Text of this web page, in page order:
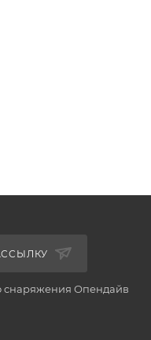
снаряжения Опендайв